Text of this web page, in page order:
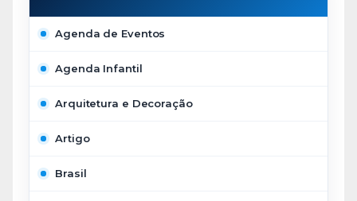
Agenda de Eventos
Agenda Infantil
Arquitetura e Decoração
Artigo
Brasil